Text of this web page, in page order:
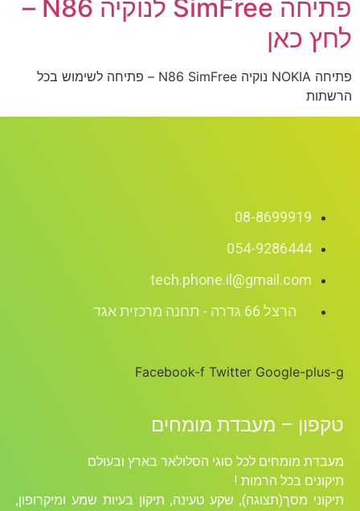
פתיחה SimFree לנוקיה N86 –
לחץ כאן
פתיחה NOKIA נוקיה N86 SimFree – פתיחה לשימוש בכל
הרשתות
08-8699919
054-9286444
tech.phone.il@gmail.com
הרצל 66 גדרה - תחנה מרכזית אגד
Facebook-f Twitter Google-plus-g
טקפון – מעבדת מומחים
מעבדת מומחים לכל סוגי הסלולאר בארץ ובעולם
תיקונים בכל הרמות !
תיקוני מסך(תצוגה), שקע טעינה, תיקון בעיות שמע ומיקרופון,